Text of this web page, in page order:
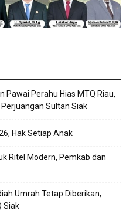
Pawai Perahu Hias MTQ Riau,
Sultan Siak
Hak Setiap Anak
Ritel Modern, Pemkab dan
Umrah Tetap Diberikan,
Siak